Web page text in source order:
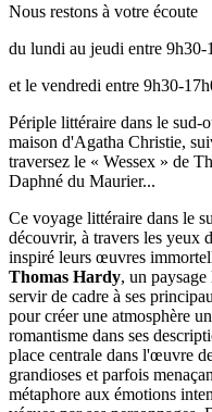
Nous restons à votre écoute
du lundi au jeudi entre 9h30-
et le vendredi entre 9h30-
Périple littéraire dans le sud-
maison d'Agatha Christie,
traversez le « Wessex » de
Daphné du Maurier...
Ce voyage littéraire dans le
découvrir, à travers les yeux
inspiré leurs œuvres
Thomas Hardy, un
servir de cadre à ses
pour créer une atmosphère
romantisme dans ses
place centrale dans l'œuvre
grandioses et parfois
métaphore aux émotions